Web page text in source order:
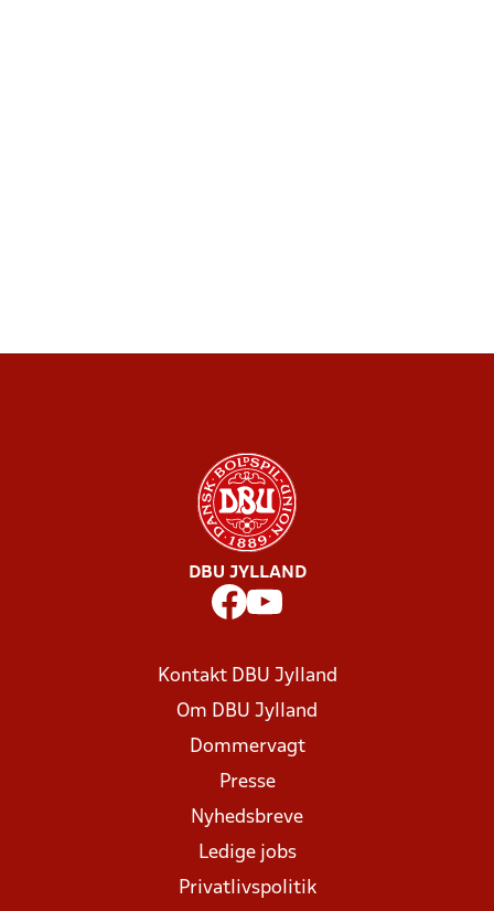
DBU JYLLAND
Kontakt DBU Jylland
Om DBU Jylland
Dommervagt
Presse
Nyhedsbreve
Ledige jobs
Privatlivspolitik